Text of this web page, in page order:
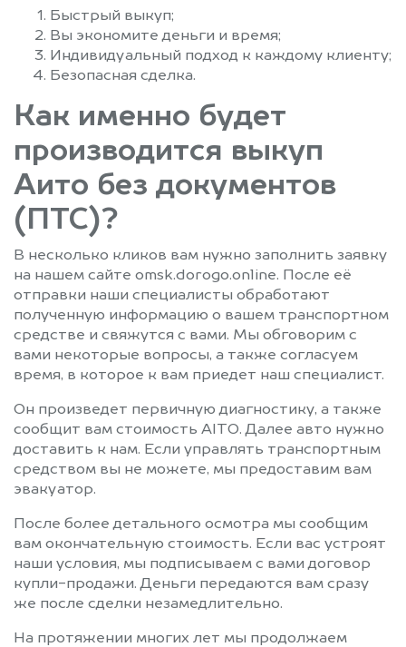
Быстрый выкуп;
Вы экономите деньги и время;
Индивидуальный подход к каждому клиенту;
Безопасная сделка.
Как именно будет
производится выкуп
Аито без документов
(ПТС)?
В несколько кликов вам нужно заполнить заявку
на нашем сайте omsk.dorogo.online. После её
отправки наши специалисты обработают
полученную информацию о вашем транспортном
средстве и свяжутся с вами. Мы обговорим с
вами некоторые вопросы, а также согласуем
время, в которое к вам приедет наш специалист.
Он произведет первичную диагностику, а также
сообщит вам стоимость AITO. Далее авто нужно
доставить к нам. Если управлять транспортным
средством вы не можете, мы предоставим вам
эвакуатор.
После более детального осмотра мы сообщим
вам окончательную стоимость. Если вас устроят
наши условия, мы подписываем с вами договор
купли-продажи. Деньги передаются вам сразу
же после сделки незамедлительно.
На протяжении многих лет мы продолжаем